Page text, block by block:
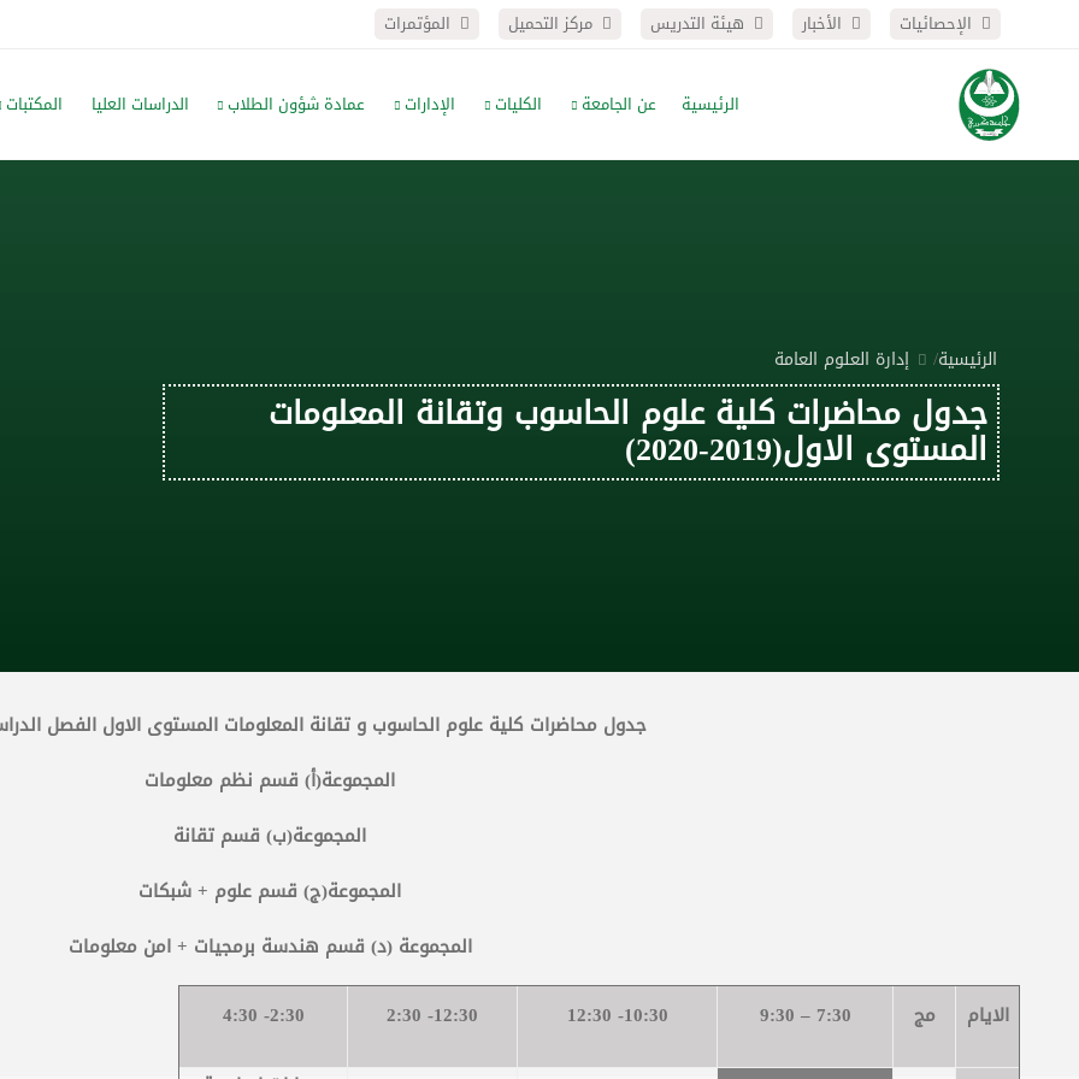
الإحصائيات الأخبار هيئة التدريس مركز التحميل المؤتمرات
الرئيسية عن الجامعة الكليات الإدارات عمادة شؤون الطلاب الدراسات العليا المكتبات
الرئيسية/ إدارة العلوم العامة
جدول محاضرات كلية علوم الحاسوب وتقانة المعلومات
المستوى الاول(2019-2020)
جدول محاضرات كلية علوم الحاسوب و تقانة المعلومات المستوى الاول الفصل الدراسى2019-
المجموعة(أ) قسم نظم معلومات
المجموعة(ب) قسم تقانة
المجموعة(ج) قسم علوم + شبكات
المجموعة (د) قسم هندسة برمجيات + امن معلومات
الايام مج 7:30 – 9:30
10:30- 12:30
12:30- 2:30
2:30- 4:30